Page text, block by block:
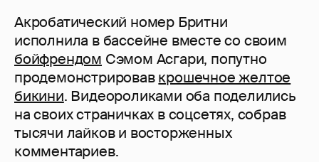
Акробатический номер Бритни
исполнила в бассейне вместе со своим
бойфрендом Сэмом Асгари, попутно
продемонстрировавкрошечное желтое
бикини. Видеороликами оба поделились
на своих страничках в соцсетях, собрав
тысячи лайков и восторженных
комментариев.